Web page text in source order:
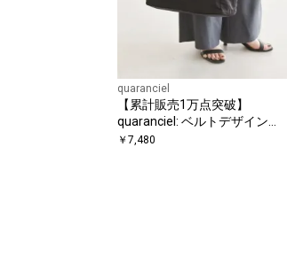
quaranciel
【累計販売1万点突破】
quaranciel: ベルトデザイン
2way トートバッグ（A4対
￥ 7,480